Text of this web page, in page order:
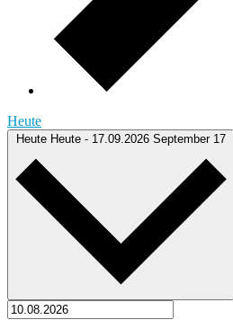
Heute
Heute Heute - 17.09.2026 September 17